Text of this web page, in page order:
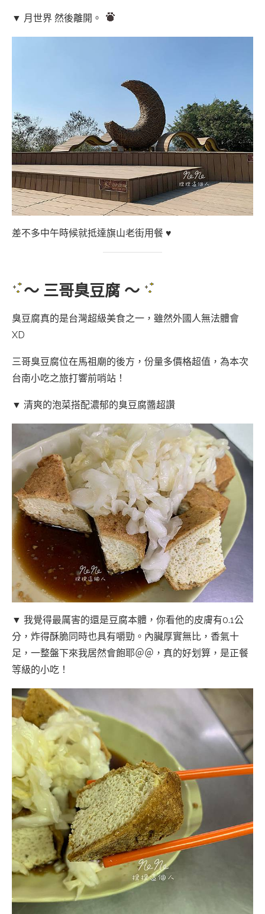
▼ 月世界 然後離開。
差不多中午時候就抵達旗山老街用餐 ♥
～ 三哥臭豆腐 ～
臭豆腐真的是台灣超級美食之一，雖然外國人無法體會
XD
三哥臭豆腐位在馬祖廟的後方，份量多價格超值，為本次
台南小吃之旅打響前哨站！
▼ 清爽的泡菜搭配濃郁的臭豆腐醬超讚
▼ 我覺得最厲害的還是豆腐本體，你看他的皮膚有0.1公
分，炸得酥脆同時也具有嚼勁。內臟厚實無比，香氣十
足，一整盤下來我居然會飽耶＠＠，真的好划算，是正餐
等級的小吃！